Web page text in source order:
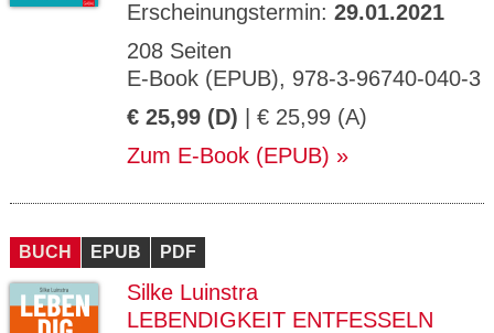
Erscheinungstermin: 29.01.2021
208 Seiten
E-Book (EPUB), 978-3-96740-040-3
€ 25,99 (D) | € 25,99 (A)
Zum E-Book (EPUB)
BUCH EPUB PDF
Silke Luinstra
LEBENDIGKEIT ENTFESSELN